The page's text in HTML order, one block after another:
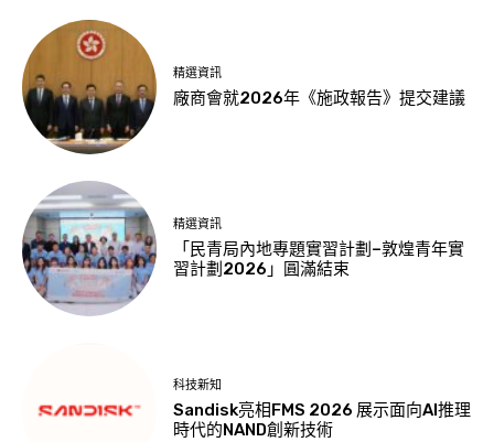
精選資訊
廠商會就2026年《施政報告》提交建議
精選資訊
「民青局內地專題實習計劃–敦煌青年實
習計劃2026」圓滿結束
科技新知
Sandisk亮相FMS 2026 展示面向AI推理
時代的NAND創新技術